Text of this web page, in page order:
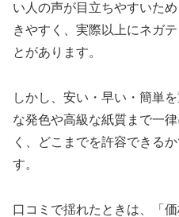
い人の声が目立ちやすいた
きやすく、実際以上にネガ
とがあります。
しかし、安い・早い・簡単
な発色や高級な紙質まで一
く、どこまでを許容できる
す。
口コミで揺れたときは、「